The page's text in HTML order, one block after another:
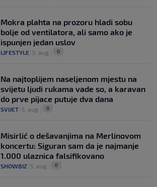
Mokra plahta na prozoru hladi sobu
bolje od ventilatora, ali samo ako je
ispunjen jedan uslov
LIFESTYLE 5. aug. 0
Na najtoplijem naseljenom mjestu na
svijetu ljudi rukama vade so, a karavan
do prve pijace putuje dva dana
SVIJET 5. aug. 0
Misirlić o dešavanjima na Merlinovom
koncertu: Siguran sam da je najmanje
1.000 ulaznica falsifikovano
SHOWBIZ 5. aug. 0